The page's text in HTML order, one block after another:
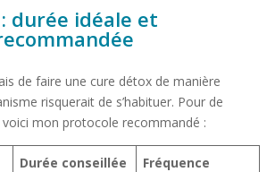
durée idéale et
de faire une cure détox de manière
risquerait de s’habituer. Pour de
mon protocole recommandé :
Durée conseillée Fréquence